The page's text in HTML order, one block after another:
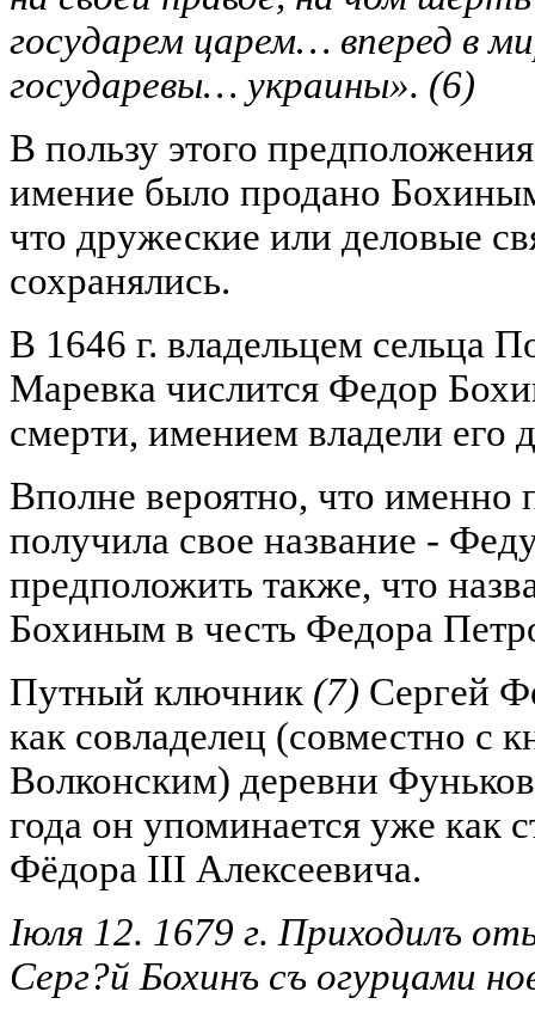
государем царем… вперед в
государевы… украины». (6)
В пользу этого
имение было продано
что дружеские или деловые
сохранялись.
В 1646 г. владельцем сельца
Маревка числится Федор
смерти, имением владели его
Вполне вероятно, что
получила свое название -
предположить также, что
Бохиным в честь Федора
Путный ключник (7) Сергей
как совладелец (совместно с
Волконским) деревни
года он упоминается уже как
Фёдора III Алексеевича.
Іюля 12. 1679 г. Приходилъ
Серг?й Бохинъ съ огурцами